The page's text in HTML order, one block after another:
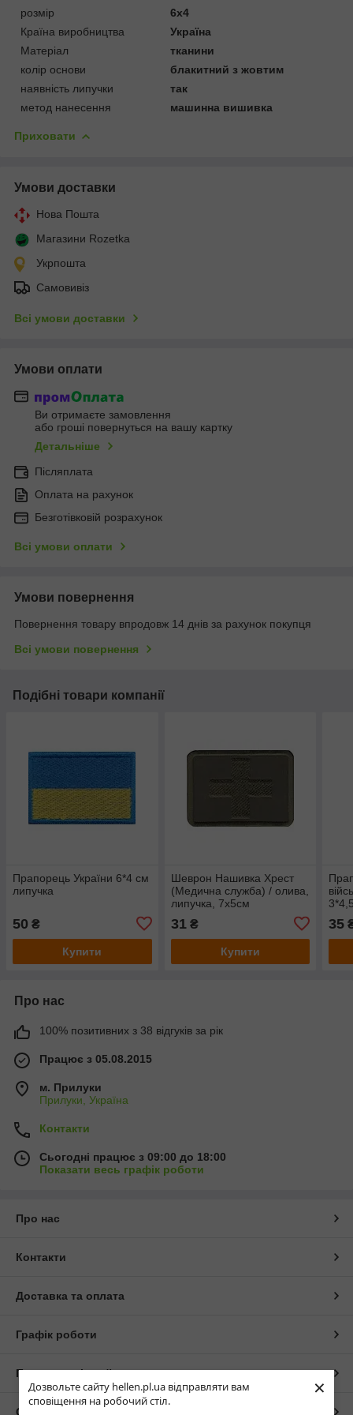
Дозвольте сайту hellen.pl.ua відправляти вам
сповіщення на робочий стіл.
×
розмір
6х4
Країна виробництва
Україна
Матеріал
тканини
колір основи
блакитний з жовтим
наявність липучки
так
метод нанесення
машинна вишивка
Приховати
Умови доставки
Нова Пошта
Магазини Rozetka
Укрпошта
Самовивіз
Всі умови доставки
Умови оплати
Ви отримаєте замовлення
або гроші повернуться на вашу картку
Детальніше
Післяплата
Оплата на рахунок
Безготівковій розрахунок
Всі умови оплати
Умови повернення
Повернення товару впродовж 14 днів за рахунок покупця
Всі умови повернення
Подібні товари компанії
Прапорець України 6*4 см
липучка
50 ₴
Купити
Шеврон Нашивка Хрест
(Медична служба) / олива,
липучка, 7х5см
31₴
Купити
35
Про нас
100% позитивних з 38 відгуків за рік
Працює з 05.08.2015
м. Прилуки
Прилуки, Україна
Контакти
Сьогодні працює з 09:00 до 18:00
Показати весь графік роботи
Про нас
Контакти
Доставка та оплата
Графік роботи
Повна версія сайту
Сайт створено на маркетплейсі